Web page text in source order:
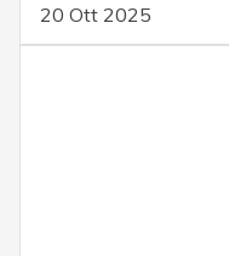
20 Ott 2025